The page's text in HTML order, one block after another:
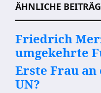
ÄHNLICHE
Friedrich
umgekehrte
Erste Frau
UN?